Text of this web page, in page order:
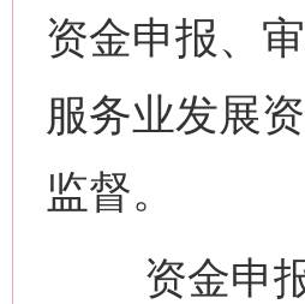
资金申报、
服务业发展
监督。
资金申报